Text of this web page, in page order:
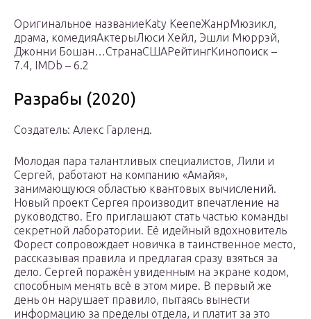
Оригинальное названиеKaty KeeneЖанрМюзикл,
драма, комедияАктерыЛюси Хейл, Эшли Мюррэй,
Джонни Бошан…СтранаСШАРейтингКинопоиск –
7.4, IMDb – 6.2
Разрабы (2020)
Создатель: Алекс Гарленд.
Молодая пара талантливых специалистов, Лили и
Сергей, работают на компанию «Амайя»,
занимающуюся областью квантовых вычислений.
Новый проект Сергея производит впечатление на
руководство. Его приглашают стать частью команды
секретной лаборатории. Её идейный вдохновитель
Форест сопровождает новичка в таинственное место,
рассказывая правила и предлагая сразу взяться за
дело. Сергей поражён увиденным на экране кодом,
способным менять всё в этом мире. В первый же
день он нарушает правило, пытаясь вынести
информацию за пределы отдела, и платит за это